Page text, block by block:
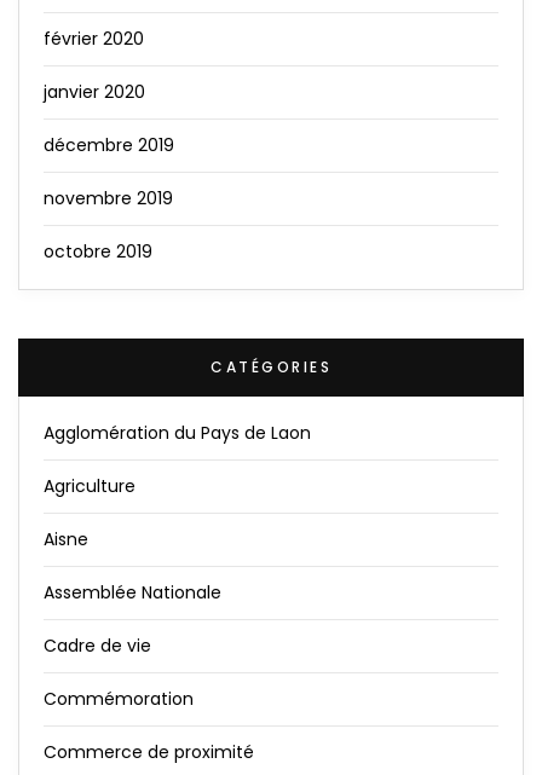
février 2020
janvier 2020
décembre 2019
novembre 2019
octobre 2019
CATÉGORIES
Agglomération du Pays de Laon
Agriculture
Aisne
Assemblée Nationale
Cadre de vie
Commémoration
Commerce de proximité